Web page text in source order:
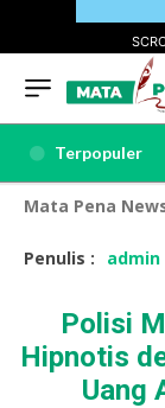
Terpopuler
Mata Pena
Penulis : admin
Polisi
Hipnotis
Uang